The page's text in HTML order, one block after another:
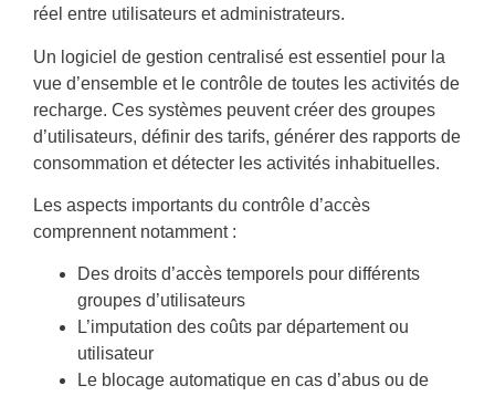
réel entre utilisateurs et administrateurs.
Un logiciel de gestion centralisé est essentiel pour la
vue d’ensemble et le contrôle de toutes les activités de
recharge. Ces systèmes peuvent créer des groupes
d’utilisateurs, définir des tarifs, générer des rapports de
consommation et détecter les activités inhabituelles.
Les aspects importants du contrôle d’accès
comprennent notamment :
Des droits d’accès temporels pour différents
groupes d’utilisateurs
L’imputation des coûts par département ou
utilisateur
Le blocage automatique en cas d’abus ou de